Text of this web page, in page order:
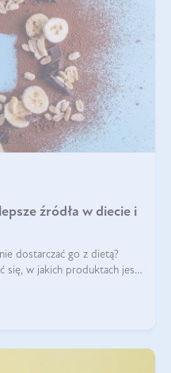
źródła w diecie i
dostarczać go z dietą?
się, w jakich produktach jest